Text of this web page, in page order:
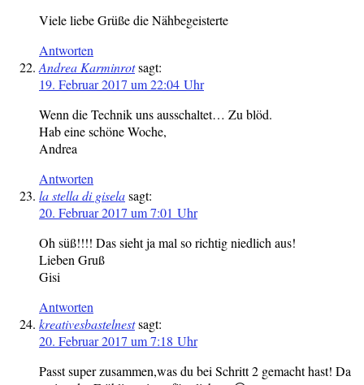
Viele liebe Grüße die Nähbegeisterte
Antworten
Andrea Karminrotsagt:
19. Februar 2017 um 22:04 Uhr
Wenn die Technik uns ausschaltet… Zu blöd.
Hab eine schöne Woche,
Andrea
Antworten
la stella di giselasagt:
20. Februar 2017 um 7:01 Uhr
Oh süß!!!! Das sieht ja mal so richtig niedlich aus!
Lieben Gruß
Gisi
Antworten
kreativesbastelnestsagt:
20. Februar 2017 um 7:18 Uhr
Passt super zusammen,was du bei Schritt 2 gemacht hast! Da